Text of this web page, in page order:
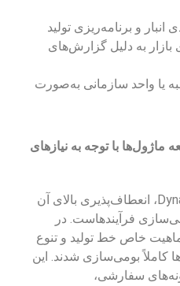
و برنامه‌ریزی تولید
بازار به دلیل گزارش‌های
یا واحد سازمانی به‌صورت
ماژول‌ها با توجه به نیازهای
یکی از نقاط قوت Dynamics ۳۶۵، انعطاف‌پذیری بالای آن
فرآیندهاست. در
خاص خط تولید و تنوع
کاملاً بومی‌سازی شدند. این
سفارشی،